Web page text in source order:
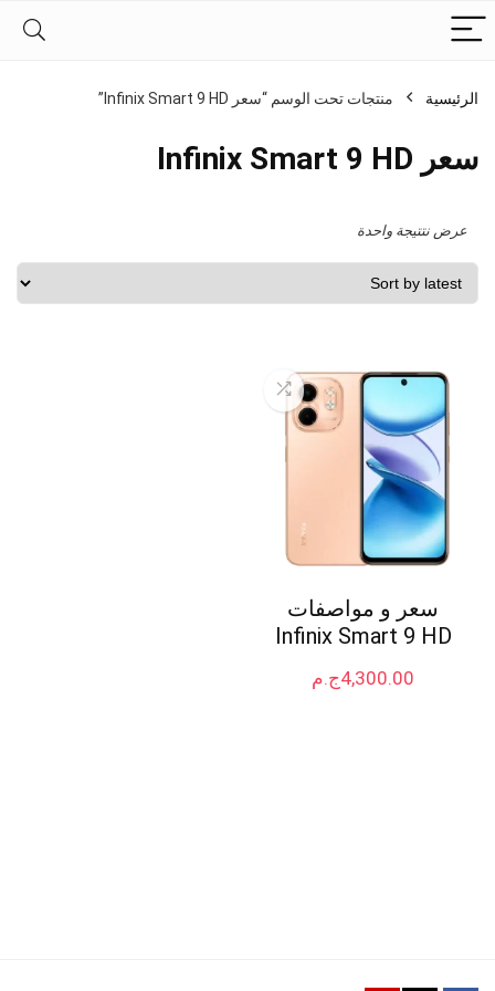
الرئيسية منتجات تحت الوسم “سعر Infinix Smart 9 HD”
سعر Infinix Smart 9 HD
عرض نتتيجة واحدة
سعر و مواصفات
Infinix Smart 9 HD
ج.م4,300.00